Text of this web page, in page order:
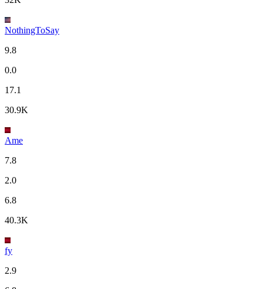
NothingToSay
9.8
0.0
17.1
30.9K
Ame
7.8
2.0
6.8
40.3K
fy
2.9